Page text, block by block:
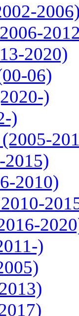
2020)
06)
)
)
2010)
)